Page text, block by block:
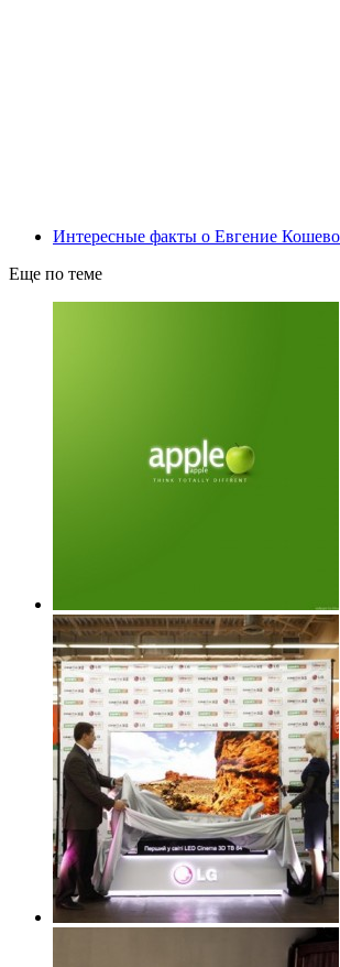
Интересные факты о Евгение
Еще по теме